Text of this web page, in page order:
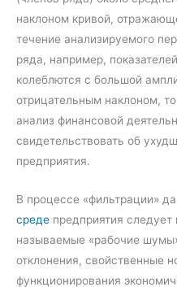
наклоном кривой,
течение анализируемого
ряда, например,
колеблются с большой
отрицательным наклоном,
анализ финансовой
свидетельствовать об
предприятия.
В процессе «фильтрации»
среде предприятия следует
называемые «рабочие
отклонения, свойственные
функционирования